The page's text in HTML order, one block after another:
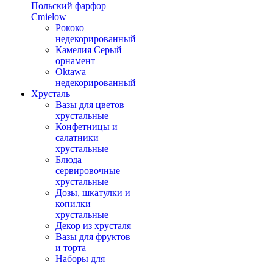
Польский фарфор
Сmielow
Рококо
недекорированный
Камелия Серый
орнамент
Oktawa
недекорированный
Хрусталь
Вазы для цветов
хрустальные
Конфетницы и
салатники
хрустальные
Блюда
сервировочные
хрустальные
Дозы, шкатулки и
копилки
хрустальные
Декор из хрусталя
Вазы для фруктов
и торта
Наборы для